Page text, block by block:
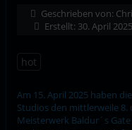
Geschrieben von:
Erstellt: 30. April 2025
hot
Am 15. April 2025 haben
Studios den mittlerweile
Meisterwerk Baldur´s